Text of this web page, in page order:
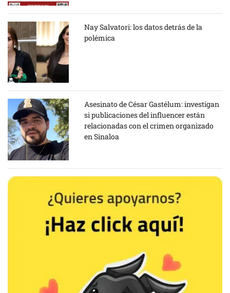
Nay Salvatori: los datos detrás de la
polémica
Asesinato de César Gastélum: investigan
si publicaciones del influencer están
relacionadas con el crimen organizado
en Sinaloa